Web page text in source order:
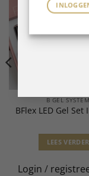
B GEL
BFlex LED Gel Set
LEES VERDER
Login /